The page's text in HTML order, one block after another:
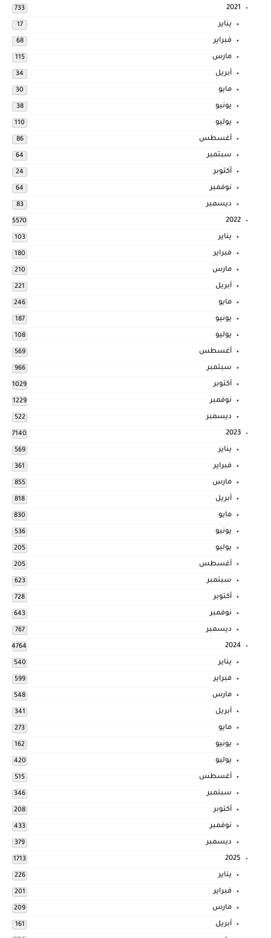
2021
733
يناير 17
فبراير 68
مارس 115
أبريل 34
مايو 30
يونيو 38
يوليو 110
أغسطس 86
سبتمبر 64
أكتوبر 24
نوفمبر 64
ديسمبر 83
2022
5570
يناير 103
فبراير 180
مارس 210
أبريل 221
مايو 246
يونيو 187
يوليو 108
أغسطس 569
سبتمبر 966
أكتوبر 1029
نوفمبر 1229
ديسمبر 522
2023
7140
يناير 569
فبراير 361
مارس 855
أبريل 818
مايو 830
يونيو 536
يوليو 205
أغسطس 205
سبتمبر 623
أكتوبر 728
نوفمبر 643
ديسمبر 767
2024
4764
يناير 540
فبراير 599
مارس 548
أبريل 341
مايو 273
يونيو 162
يوليو 420
أغسطس 515
سبتمبر 346
أكتوبر 208
نوفمبر 433
ديسمبر 379
2025
1713
يناير 226
فبراير 201
مارس 209
أبريل 161